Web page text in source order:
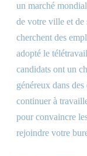
un marché
de votre ville et de
cherchent des
adopté le
candidats ont un
généreux dans
continuer à
pour convaincre
rejoindre votre